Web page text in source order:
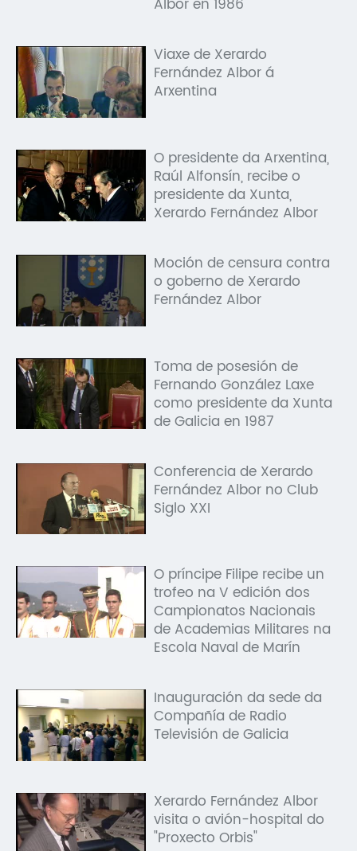
Albor en 1986
Viaxe de Xerardo
Fernández Albor á
Arxentina
O presidente da Arxentina,
Raúl Alfonsín, recibe o
presidente da Xunta,
Xerardo Fernández Albor
Moción de censura contra
o goberno de Xerardo
Fernández Albor
Toma de posesión de
Fernando González Laxe
como presidente da Xunta
de Galicia en 1987
Conferencia de Xerardo
Fernández Albor no Club
Siglo XXI
O príncipe Filipe recibe un
trofeo na V edición dos
Campionatos Nacionais
de Academias Militares na
Escola Naval de Marín
Inauguración da sede da
Compañía de Radio
Televisión de Galicia
Xerardo Fernández Albor
visita o avión-hospital do
"Proxecto Orbis"